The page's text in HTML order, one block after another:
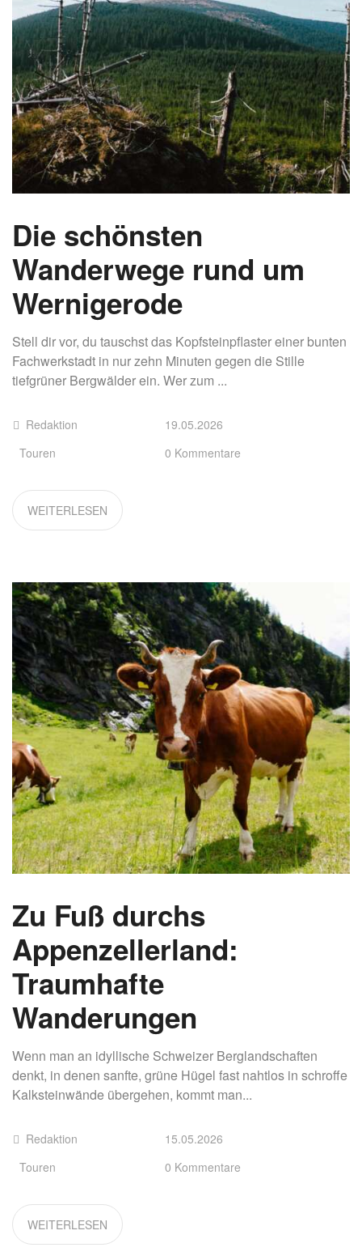
Die schönsten
Wanderwege rund um
Wernigerode
Stell dir vor, du tauschst das Kopfsteinpflaster einer bunten
Fachwerkstadt in nur zehn Minuten gegen die Stille
tiefgrüner Bergwälder ein. Wer zum ...
Redaktion
Touren
19.05.2026
0 Kommentare
WEITERLESEN
Zu Fuß durchs
Appenzellerland:
Traumhafte
Wanderungen
Wenn man an idyllische Schweizer Berglandschaften
denkt, in denen sanfte, grüne Hügel fast nahtlos in schroffe
Kalksteinwände übergehen, kommt man...
Redaktion
Touren
15.05.2026
0 Kommentare
WEITERLESEN